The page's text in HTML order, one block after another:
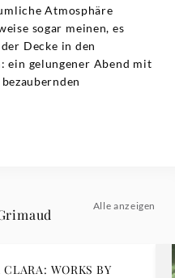
Atmosphäre
sogar meinen, es
Decke in den
ein gelungener Abend mit
Alle anzeigen
CLARA: WORKS BY